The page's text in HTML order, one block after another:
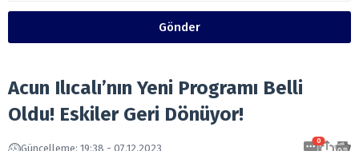
Gönder
Acun Ilıcalı’nın Yeni Programı Belli
Oldu! Eskiler Geri Dönüyor!
Güncelleme: 19:38 - 07.12.2023
0